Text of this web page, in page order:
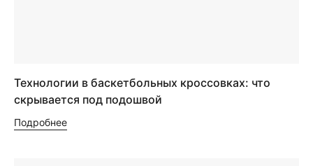
Технологии в баскетбольных кроссовках: что
скрывается под подошвой
Подробнее